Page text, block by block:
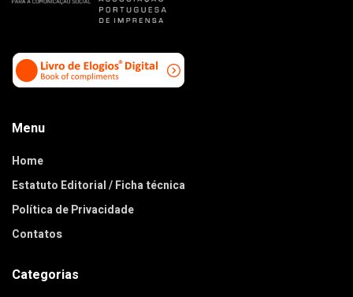
Menu
Home
Estatuto Editorial / Ficha técnica
Política de Privacidade
Contatos
Categorias